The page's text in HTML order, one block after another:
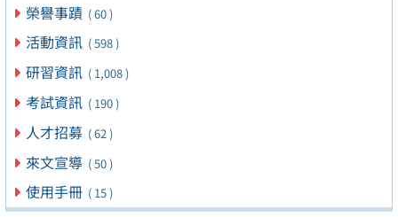
榮譽事蹟 ( 60 )
活動資訊 ( 598 )
研習資訊 ( 1,008 )
考試資訊 ( 190 )
人才招募 ( 62 )
來文宣導 ( 50 )
使用手冊 ( 15 )